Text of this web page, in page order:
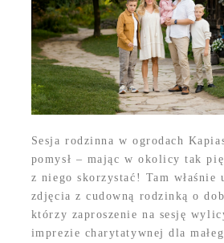
Sesja rodzinna w ogrodach
pomysł – mając w okolicy tak
z niego skorzystać! Tam właśnie
zdjęcia z cudowną rodzinką o
którzy zaproszenie na sesję
imprezie charytatywnej dla